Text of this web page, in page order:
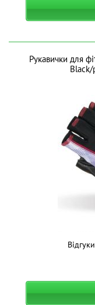
Рукавички для
Black/
Відгуки